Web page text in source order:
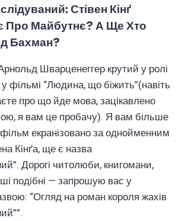
Стівен Кінґ
Про Майбутнє? А Ще Хто
Бахман?
Шварценеггер крутий у ролі
фільмі “Людина, що біжить”(навіть
про що йде мова, зацікавлено
я вам це пробачу). Я вам більше
екранізовано за однойменним
Кінґа, ще є назва
Дорогі читолюби, книгомани,
подібні — запрошую вас у
“Огляд на роман короля жахів